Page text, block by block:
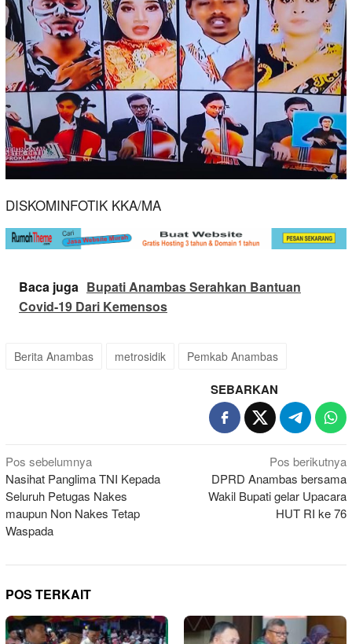
DISKOMINFOTIK KKA/MA
Baca juga Bupati Anambas Serahkan Bantuan
Covid-19 Dari Kemensos
Berita Anambas metrosidik Pemkab Anambas
SEBARKAN
Navigasi
pos
Pos sebelumnya
Nasihat Panglima TNI Kepada
Seluruh Petugas Nakes
maupun Non Nakes Tetap
Waspada
Pos berikutnya
DPRD Anambas bersama
Wakil Bupati gelar Upacara
HUT RI ke 76
POS TERKAIT